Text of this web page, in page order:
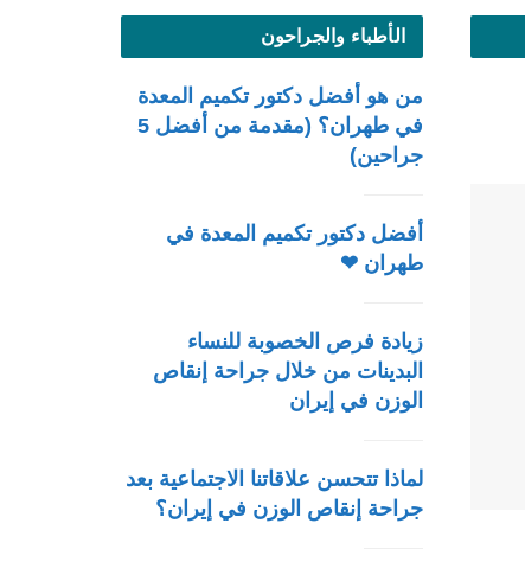
الأطباء والجراحون
من هو أفضل دكتور تكميم المعدة
في طهران؟ (مقدمة من أفضل 5
جراحين)
أفضل دكتور تكميم المعدة في
طهران ❤
زيادة فرص الخصوبة للنساء
البدينات من خلال جراحة إنقاص
الوزن في إيران
لماذا تتحسن علاقاتنا الاجتماعية بعد
جراحة إنقاص الوزن في إيران؟